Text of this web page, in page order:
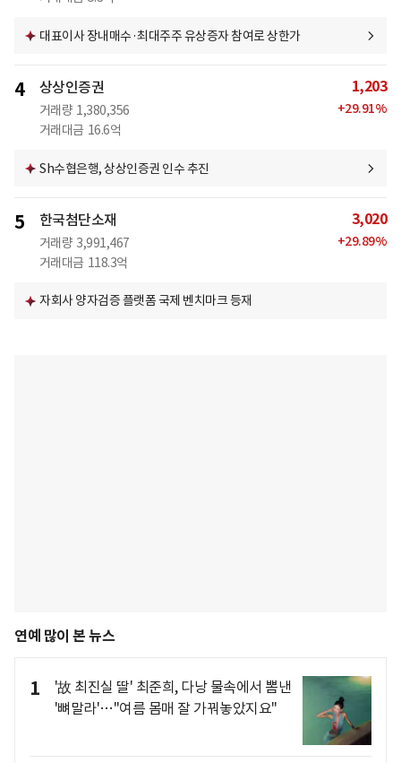
대표이사 장내매수·최대주주 유상증자 참여로 상한가
4 상상인증권
거래량 1,380,356
거래대금 16.6억
1,203
+29.91%
Sh수협은행, 상상인증권 인수 추진
5 한국첨단소재
거래량 3,991,467
거래대금 118.3억
3,020
+29.89%
자회사 양자검증 플랫폼 국제 벤치마크 등재
연예 많이 본 뉴스
1
'故 최진실 딸' 최준희, 다낭 물속에서 뽐낸
'뼈말라'…"여름 몸매 잘 가꿔놓았지요"